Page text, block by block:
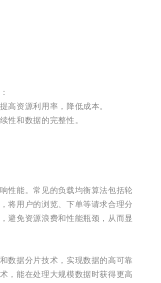
高资源利用率，降低成本。
性和数据的完整性。
性能。常见的负载均衡算法包括轮
将用户的浏览、下单等请求合理分
避免资源浪费和性能瓶颈，从而显
数据分片技术，实现数据的高可靠
，能在处理大规模数据时获得更高